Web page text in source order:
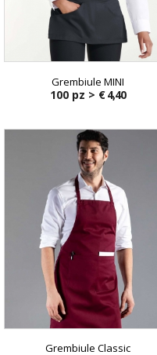
Grembiule MINI
100 pz > € 4,40
Grembiule Classic